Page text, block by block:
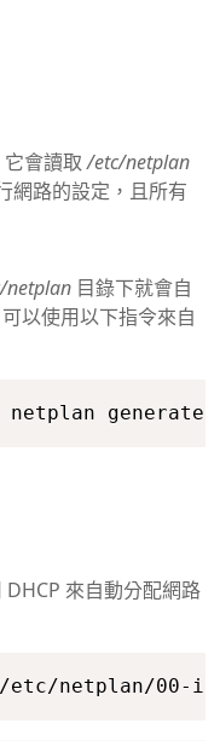
它會讀取/etc/netplan
網路的設定，且所有
netplan 目錄下就會自
以使用以下指令來自
netplan generate
來自動分配網路
etc/netplan/00-
Copy